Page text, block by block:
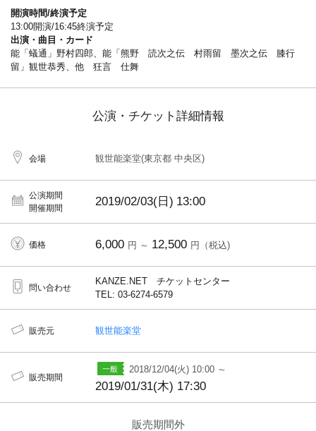
開演時間/終演予定
13:00開演/16:45終演予定
出演・曲目・カード
能「蟻通」野村四郎、能「熊野 読次之伝 村雨留 墨次之伝 膝行
留」観世恭秀、他 狂言 仕舞
公演・チケット詳細情報
会場 観世能楽堂(東京都 中央区)
公演期間
開催期間
2019/02/03(日) 13:00
価格 6,000 円 ～ 12,500 円（税込)
問い合わせ
KANZE.NET チケットセンター
TEL: 03-6274-6579
販売元 観世能楽堂
販売期間
2018/12/04(火) 10:00 ～
2019/01/31(木) 17:30
販売期間外